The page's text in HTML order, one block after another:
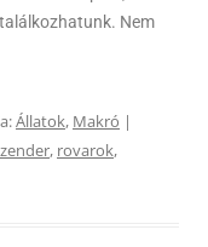
Nem
Állatok, Makró |
, rovarok,